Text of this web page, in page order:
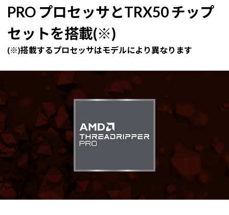
PRO プロセッサとTRX50 チップ
セットを搭載(※)
(※)搭載するプロセッサはモデルにより異なります